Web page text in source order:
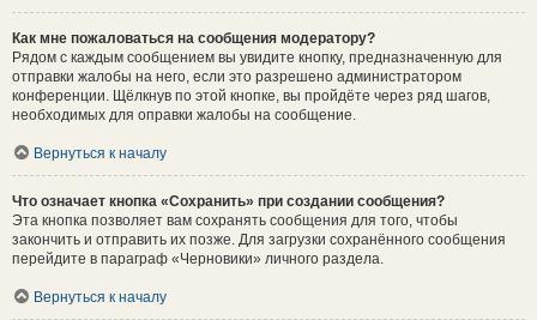
Как мне пожаловаться на сообщения модератору?
Рядом с каждым сообщением вы увидите кнопку, предназначенную для
отправки жалобы на него, если это разрешено администратором
конференции. Щёлкнув по этой кнопке, вы пройдёте через ряд шагов,
необходимых для оправки жалобы на сообщение.
Вернуться к началу
Что означает кнопка «Сохранить» при создании сообщения?
Эта кнопка позволяет вам сохранять сообщения для того, чтобы
закончить и отправить их позже. Для загрузки сохранённого сообщения
перейдите в параграф «Черновики» личного раздела.
Вернуться к началу